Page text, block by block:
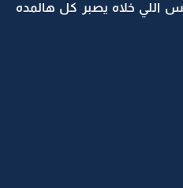
بس اللي خلاه يصبر كل هالمده